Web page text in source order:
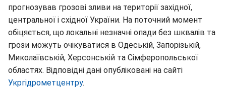
прогнозував грозові зливи на території західної,
центральної і східної України. На поточний момент
обіцяється, що локальні незначні опади без шквалів та
грози можуть очікуватися в Одеській, Запорізькій,
Миколаївській, Херсонській та Сімферопольської
областях. Відповідні дані опубліковані на сайті
Укргідрометцентру.